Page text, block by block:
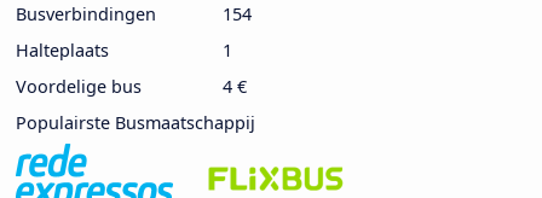
Busverbindingen
154
Halteplaats
1
Voordelige bus
4 €
Populairste Busmaatschappij